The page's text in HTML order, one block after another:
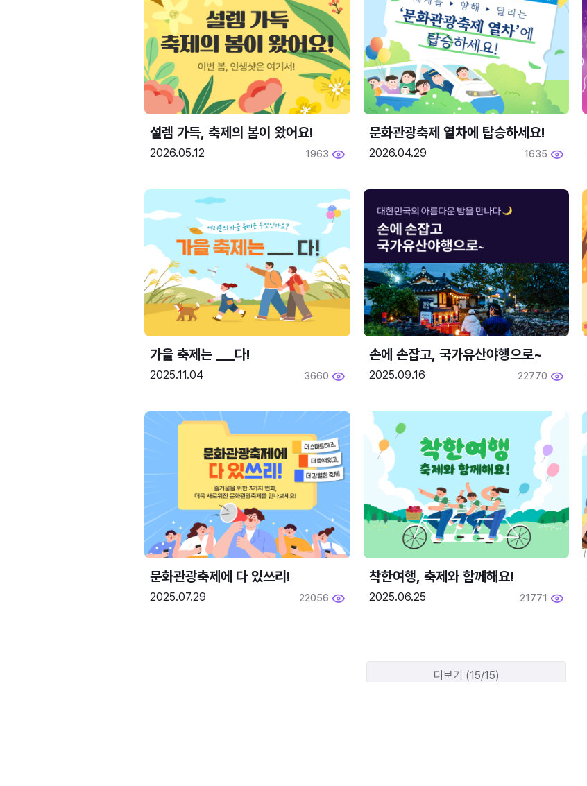
설렘 가득, 축제의 봄이 왔어요!
2026.05.12 1963
문화관광축제 열차에 탑승하세요!
2026.04.29 1635
2025.11.04 3660
손에 손잡고, 국가유산야행으로~
2025.09.16 22770
문화관광축제에 다 있쓰리!
2025.07.29 22056
착한여행, 축제와 함께해요!
2025.06.25 21771
더보기 (15/15)